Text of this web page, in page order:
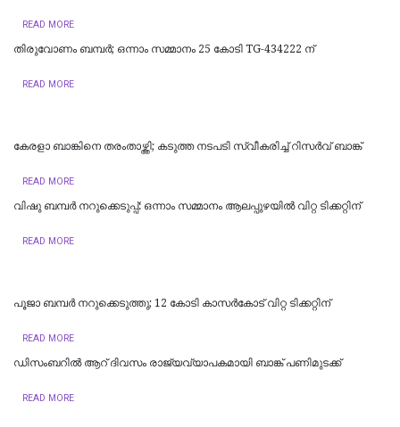
READ MORE
തിരുവോണം ബമ്പർ; ഒന്നാം സമ്മാനം 25 കോടി TG-434222 ന്
READ MORE
കേരളാ ബാങ്കിനെ തരംതാഴ്ത്തി; കടുത്ത നടപടി സ്വീകരിച്ച് റിസര്‍വ് ബാങ്ക്
READ MORE
വിഷു ബമ്പർ നറുക്കെടുപ്പ്: ഒന്നാം സമ്മാനം ആലപ്പുഴയില്‍ വിറ്റ ടിക്കറ്റിന്
READ MORE
പൂജാ ബമ്പർ നറുക്കെടുത്തു; 12 കോടി കാസര്‍കോട് വിറ്റ ടിക്കറ്റിന്
READ MORE
ഡിസംബറിൽ ആറ് ദിവസം രാജ്യവ്യാപകമായി ബാങ്ക് പണിമുടക്ക്
READ MORE